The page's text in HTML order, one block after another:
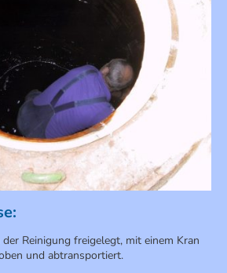
Reinigung freigelegt, mit einem Kran
und abtransportiert.